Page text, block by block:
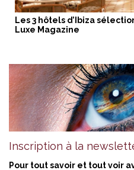
Les 3 hôtels d’Ibiza
Luxe Magazine
Inscription à la
Pour tout savoir et tout voir